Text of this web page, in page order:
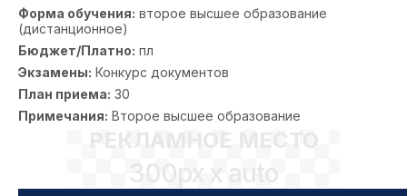
Форма обучения: второе высшее образование
(дистанционное)
Бюджет/Платно: пл
Экзамены: Конкурс документов
План приема: 30
Примечания: Второе высшее образование
РЕКЛАМНОЕ МЕСТО
300px x auto